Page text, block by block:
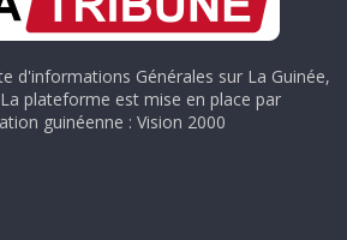
d'informations Générales sur La Guinée,
plateforme est mise en place par
guinéenne : Vision 2000